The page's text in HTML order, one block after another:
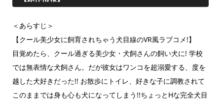
＜あらすじ＞
【クール美少女に飼育されちゃう犬目線のVR風ラブコメ!】
目覚めたら、クール過ぎる美少女・犬飼さんの飼い犬に! 学校
では無表情な犬飼さん。だが彼女はワンコを超溺愛する、度を
越した犬好きだった!! お散歩にトイレ、好きな子に調教されて
このままでは身も心も犬になってしまう!!ちょっとHな完全犬目